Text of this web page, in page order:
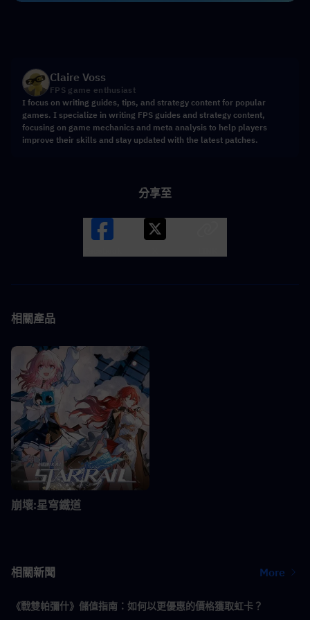
Claire Voss
FPS game enthusiast
I focus on writing guides, tips, and strategy content for popular
games. I specialize in writing FPS guides and strategy content,
focusing on game mechanics and meta analysis to help players
improve their skills and stay updated with the latest patches.
分享至
相關產品
崩壞:星穹鐵道
相關新聞 More
《戰雙帕彌什》儲值指南：如何以更優惠的價格獲取虹卡？